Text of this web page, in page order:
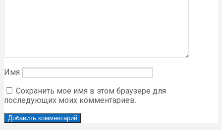
Имя
Сохранить моё имя в этом браузере для
последующих моих комментариев.